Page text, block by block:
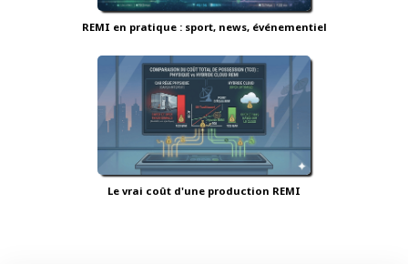
REMI en pratique : sport, news, événementiel
Le vrai coût d'une production REMI